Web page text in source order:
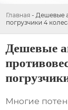
Главная - Дешевые
погрузчики 4
Дешевые
Многие